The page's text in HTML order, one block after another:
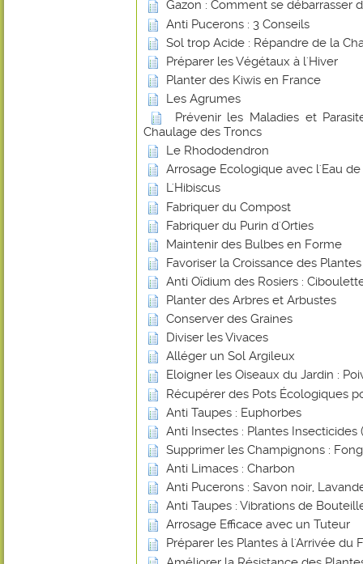
Gazon : Comment se débarrasser
Anti Pucerons : 3 Conseils
Sol trop Acide : Répandre de la
Préparer les Végétaux à l'Hiver
Planter des Kiwis en France
Les Agrumes
Prévenir les Maladies et
Chaulage des Troncs
Le Rhododendron
Arrosage Ecologique avec l'Eau
L'Hibiscus
Fabriquer du Compost
Fabriquer du Purin d'Orties
Maintenir des Bulbes en Forme
Favoriser la Croissance des
Anti Oïdium des Rosiers :
Planter des Arbres et Arbustes
Conserver des Graines
Diviser les Vivaces
Alléger un Sol Argileux
Eloigner les Oiseaux du Jardin :
Récupérer des Pots Écologiques
Anti Taupes : Euphorbes
Anti Insectes : Plantes Insecticides
Supprimer les Champignons :
Anti Limaces : Charbon
Anti Pucerons : Savon noir,
Anti Taupes : Vibrations de
Arrosage Efficace avec un Tuteur
Préparer les Plantes à l'Arrivée du